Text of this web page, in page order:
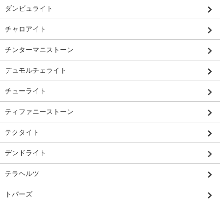
ダンビュライト
チャロアイト
チンターマニストーン
デュモルチェライト
チューライト
ティファニーストーン
テクタイト
デンドライト
テラヘルツ
トパーズ